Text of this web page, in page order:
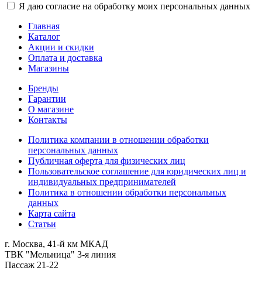
Я даю согласие на обработку моих персональных данных
Главная
Каталог
Акции и скидки
Оплата и доставка
Магазины
Бренды
Гарантии
О магазине
Контакты
Политика компании в отношении обработки
персональных данных
Публичная оферта для физических лиц
Пользовательское соглашение для юридических лиц и
индивидуальных предпринимателей
Политика в отношении обработки персональных
данных
Карта сайта
Статьи
г. Москва, 41-й км МКАД
ТВК "Мельница" 3-я линия
Пассаж 21-22